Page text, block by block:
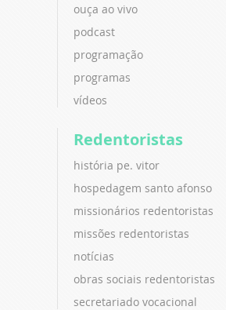
ouça ao vivo
podcast
programação
programas
vídeos
Redentoristas
história pe. vitor
hospedagem santo afonso
missionários redentoristas
missões redentoristas
notícias
obras sociais redentoristas
secretariado vocacional